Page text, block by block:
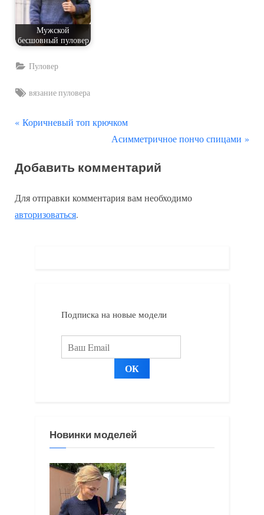
Мужской
бесшовный пуловер
Пуловер
Tags:
вязание пуловера
Навигация
записям
П
д
д
у
Коричневый топ крючком
С
е
у
п
и
Асимметричное пончо спицами
Добавить комментарий
Для отправки комментария вам необходимо
авторизоваться.
Подписка на новые модели
Новинки моделей